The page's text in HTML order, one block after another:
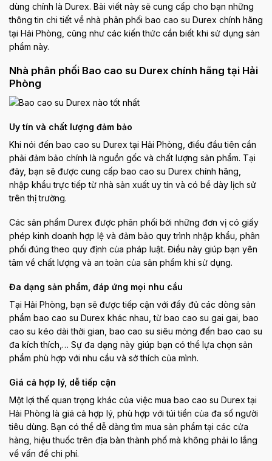
dùng chính là Durex. Bài viết này sẽ cung cấp cho bạn những
thông tin chi tiết về nhà phân phối bao cao su Durex chính hãng
tại Hải Phòng, cũng như các kiến thức cần biết khi sử dụng sản
phẩm này.
Nhà phân phối Bao cao su Durex chính hãng tại Hải
Phòng
Uy tín và chất lượng đảm bảo
Khi nói đến bao cao su Durex tại Hải Phòng, điều đầu tiên cần
phải đảm bảo chính là nguồn gốc và chất lượng sản phẩm. Tại
đây, bạn sẽ được cung cấp bao cao su Durex chính hãng,
nhập khẩu trực tiếp từ nhà sản xuất uy tín và có bề dày lịch sử
trên thị trường.
Các sản phẩm Durex được phân phối bởi những đơn vị có giấy
phép kinh doanh hợp lệ và đảm bảo quy trình nhập khẩu, phân
phối đúng theo quy định của pháp luật. Điều này giúp bạn yên
tâm về chất lượng và an toàn của sản phẩm khi sử dụng.
Đa dạng sản phẩm, đáp ứng mọi nhu cầu
Tại Hải Phòng, bạn sẽ được tiếp cận với đầy đủ các dòng sản
phẩm bao cao su Durex khác nhau, từ bao cao su gai gai, bao
cao su kéo dài thời gian, bao cao su siêu mỏng đến bao cao su
đa kích thích,… Sự đa dạng này giúp bạn có thể lựa chọn sản
phẩm phù hợp với nhu cầu và sở thích của mình.
Giá cả hợp lý, dễ tiếp cận
Một lợi thế quan trọng khác của việc mua bao cao su Durex tại
Hải Phòng là giá cả hợp lý, phù hợp với túi tiền của đa số người
tiêu dùng. Bạn có thể dễ dàng tìm mua sản phẩm tại các cửa
hàng, hiệu thuốc trên địa bàn thành phố mà không phải lo lắng
về vấn đề chi phí.